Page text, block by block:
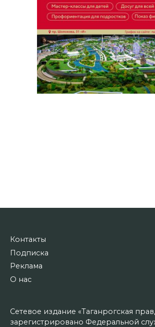
Контакты
Подписка
Реклама
О нас
Сетевое издание «Таганрогская
зарегистрировано Федеральной